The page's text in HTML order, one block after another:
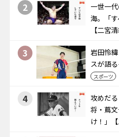
2
一世一
海。「す
【二宮清
3
岩田怜
スが語
スポーツ
4
攻めだ
将・蔦
け！」【